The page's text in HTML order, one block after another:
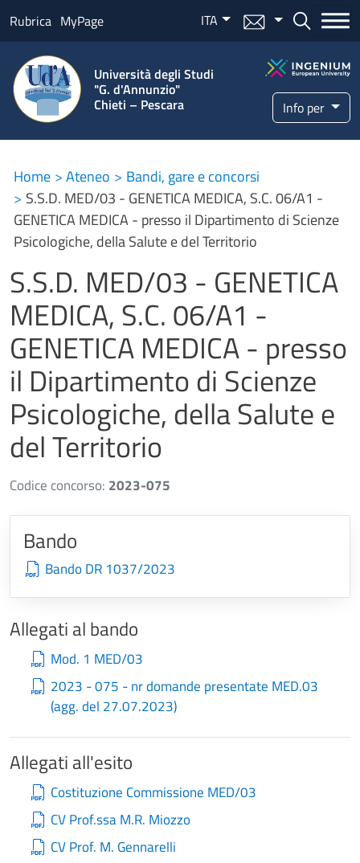
Salta al contenuto principale
Rubrica MyPage ITA Menu mail Bottone
Università degli Studi
"G. d'Annunzio"
Chieti – Pescara Info per
Home Ateneo
Bandi, gare e concorsi
S.S.D. MED/03 - GENETICA MEDICA, S.C. 06/A1 -
GENETICA MEDICA - presso il Dipartimento di Scienze
Psicologiche, della Salute e del Territorio
S.S.D. MED/03 - GENETICA
MEDICA, S.C. 06/A1 -
GENETICA MEDICA - presso
il Dipartimento di Scienze
Psicologiche, della Salute e
del Territorio
Codice concorso: 2023-075
Bando
Bando DR 1037/2023
Allegati al bando
Mod. 1 MED/03
2023 - 075 - nr domande presentate MED.03
(agg. del 27.07.2023)
Allegati all'esito
Costituzione Commissione MED/03
CV Prof.ssa M.R. Miozzo
CV Prof. M. Gennarelli